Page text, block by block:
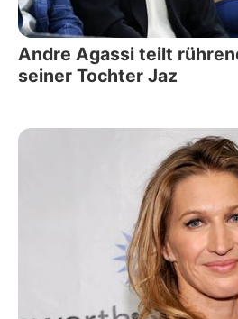
Andre Agassi teilt
seiner Tochter Jaz